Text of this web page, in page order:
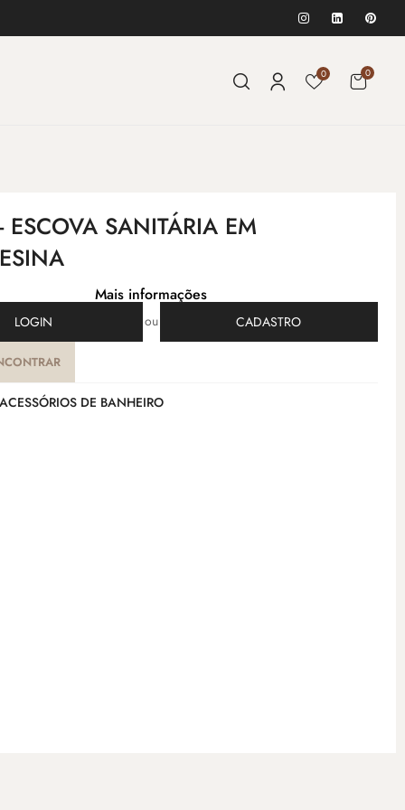
0 0
SANITÁRIA EM
Mais informações
LOGIN ou CADASTRO
ACESSÓRIOS DE BANHEIRO